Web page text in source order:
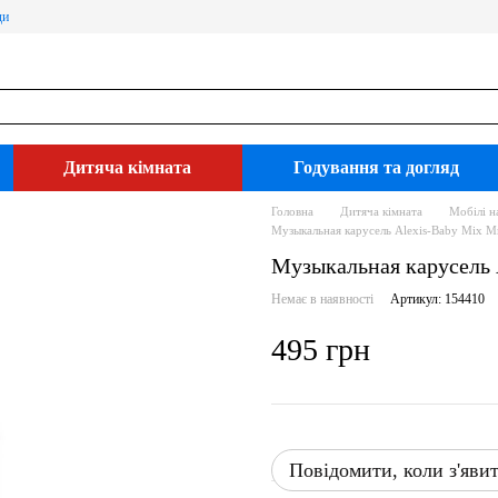
Дитяча кімната Годування та догляд
Головна Дитяча кімната
Мобілі
Музыкальная карусель Alexis-Baby Mix
Музыкальная
Немає в наявності Артикул: 154410
495 грн
Повідомити, коли